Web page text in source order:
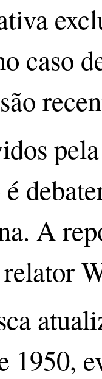
caso
A
1950,